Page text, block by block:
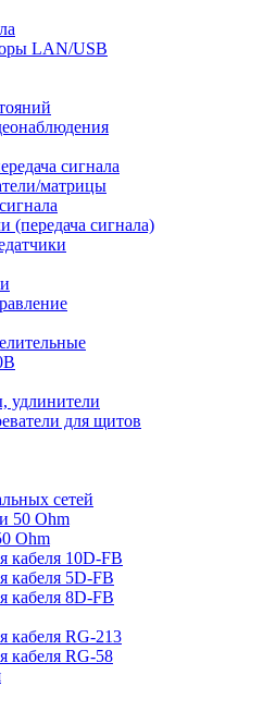
LAN/USB
сигнала
матрицы
(передача сигнала)
удлинители
для щитов
сетей
50 Ohm
Ohm
кабеля 10D-FB
кабеля 5D-FB
кабеля 8D-FB
кабеля RG-213
кабеля RG-58